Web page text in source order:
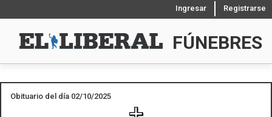
Ingresar Registrarse
FÚNEBRES
Obituario del día 02/10/2025